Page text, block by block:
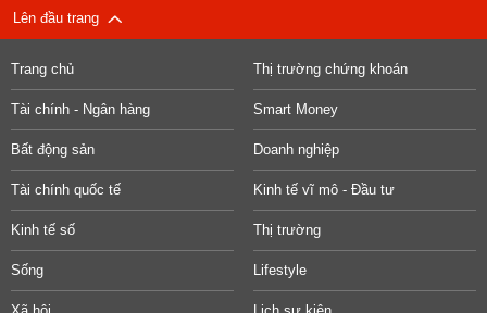
Lên đầu trang
Trang chủ Thị trường chứng khoán
Tài chính - Ngân hàng Smart Money
Bất động sản Doanh nghiệp
Tài chính quốc tế Kinh tế vĩ mô - Đầu tư
Kinh tế số Thị trường
Sống Lifestyle